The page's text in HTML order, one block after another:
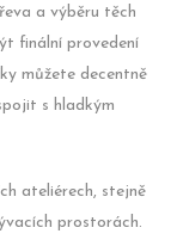
a výběru těch
finální provedení
můžete decentně
s hladkým
ateliérech, stejně
prostorách.